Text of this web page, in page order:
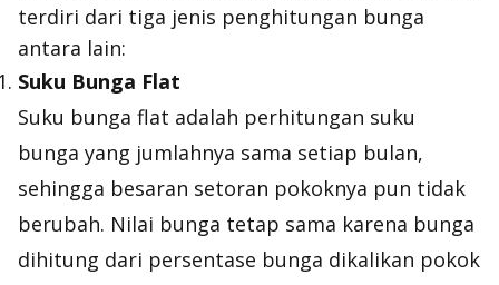
terdiri dari tiga jenis penghitungan bunga
antara lain:
Suku Bunga Flat
Suku bunga flat adalah perhitungan suku
bunga yang jumlahnya sama setiap bulan,
sehingga besaran setoran pokoknya pun tidak
berubah. Nilai bunga tetap sama karena bunga
dihitung dari persentase bunga dikalikan pokok